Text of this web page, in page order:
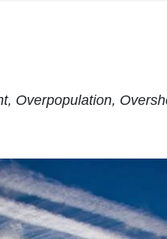
Overpopulation,